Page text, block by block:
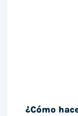
¿Cómo